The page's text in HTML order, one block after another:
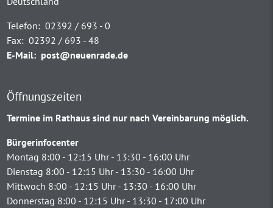
Telefon: 02392 / 693 - 0
Fax: 02392 / 693 - 48
E-Mail: post@neuenrade.de
Öffnungszeiten
Termine im Rathaus sind nur nach Vereinbarung möglich.
Bürgerinfocenter
Montag 8:00 - 12:15 Uhr - 13:30 - 16:00 Uhr
Dienstag 8:00 - 12:15 Uhr - 13:30 - 16:00 Uhr
Mittwoch 8:00 - 12:15 Uhr - 13:30 - 16:00 Uhr
Donnerstag 8:00 - 12:15 Uhr - 13:30 - 17:00 Uhr